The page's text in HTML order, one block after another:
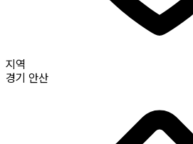
지역
경기 안산